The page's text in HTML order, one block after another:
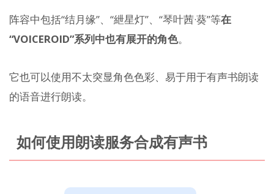
阵容中包括“结月缘”、“紲星灯”、“琴叶茜·葵”等在
“VOICEROID”系列中也有展开的角色。
它也可以使用不太突显角色色彩、易于用于有声书朗读
的语音进行朗读。
如何使用朗读服务合成有声书